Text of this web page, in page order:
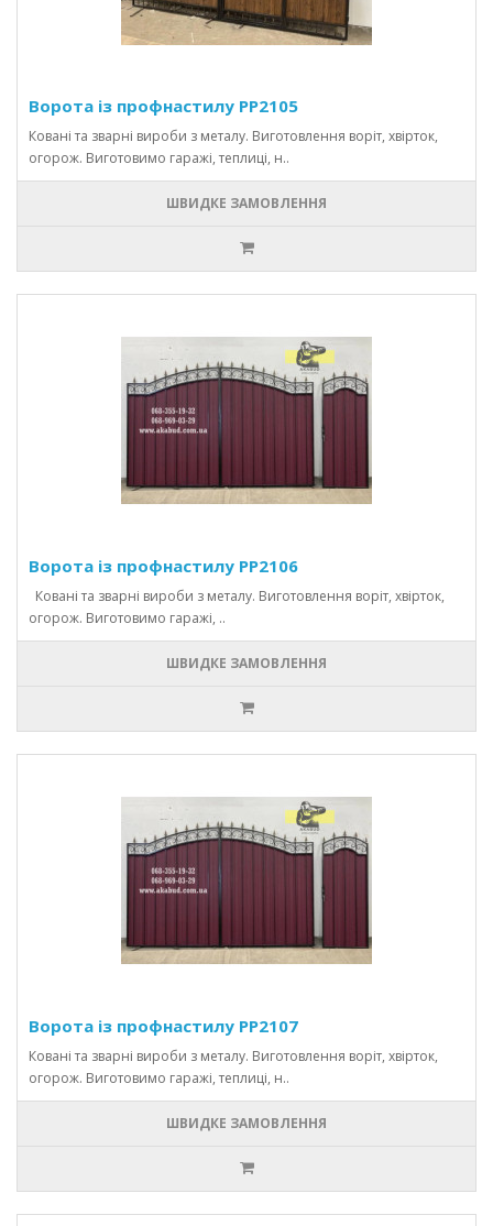
Ворота із профнастилу PP2105
Ковані та зварні вироби з металу. Виготовлення воріт, хвірток,
огорож. Виготовимо гаражі, теплиці, н..
ШВИДКЕ ЗАМОВЛЕННЯ
Ворота із профнастилу PP2106
Ковані та зварні вироби з металу. Виготовлення воріт, хвірток,
огорож. Виготовимо гаражі, ..
ШВИДКЕ ЗАМОВЛЕННЯ
Ворота із профнастилу PP2107
Ковані та зварні вироби з металу. Виготовлення воріт, хвірток,
огорож. Виготовимо гаражі, теплиці, н..
ШВИДКЕ ЗАМОВЛЕННЯ